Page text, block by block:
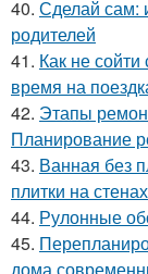
40. Сделай сам:
родителей
41. Как не
время на
42. Этапы
Планирование
43. Ванная без
плитки на стенах
44. Рулонные
45.